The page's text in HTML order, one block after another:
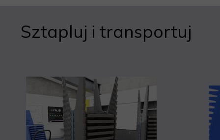
Sztapluj i transportuj